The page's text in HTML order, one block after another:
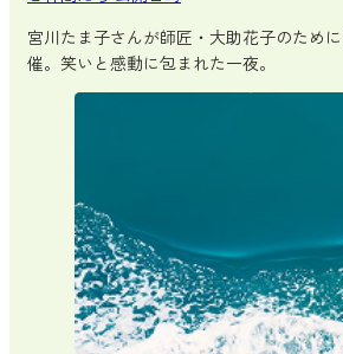
宮川たま子さんが師匠・大助花子のため
催。笑いと感動に包まれた一夜。